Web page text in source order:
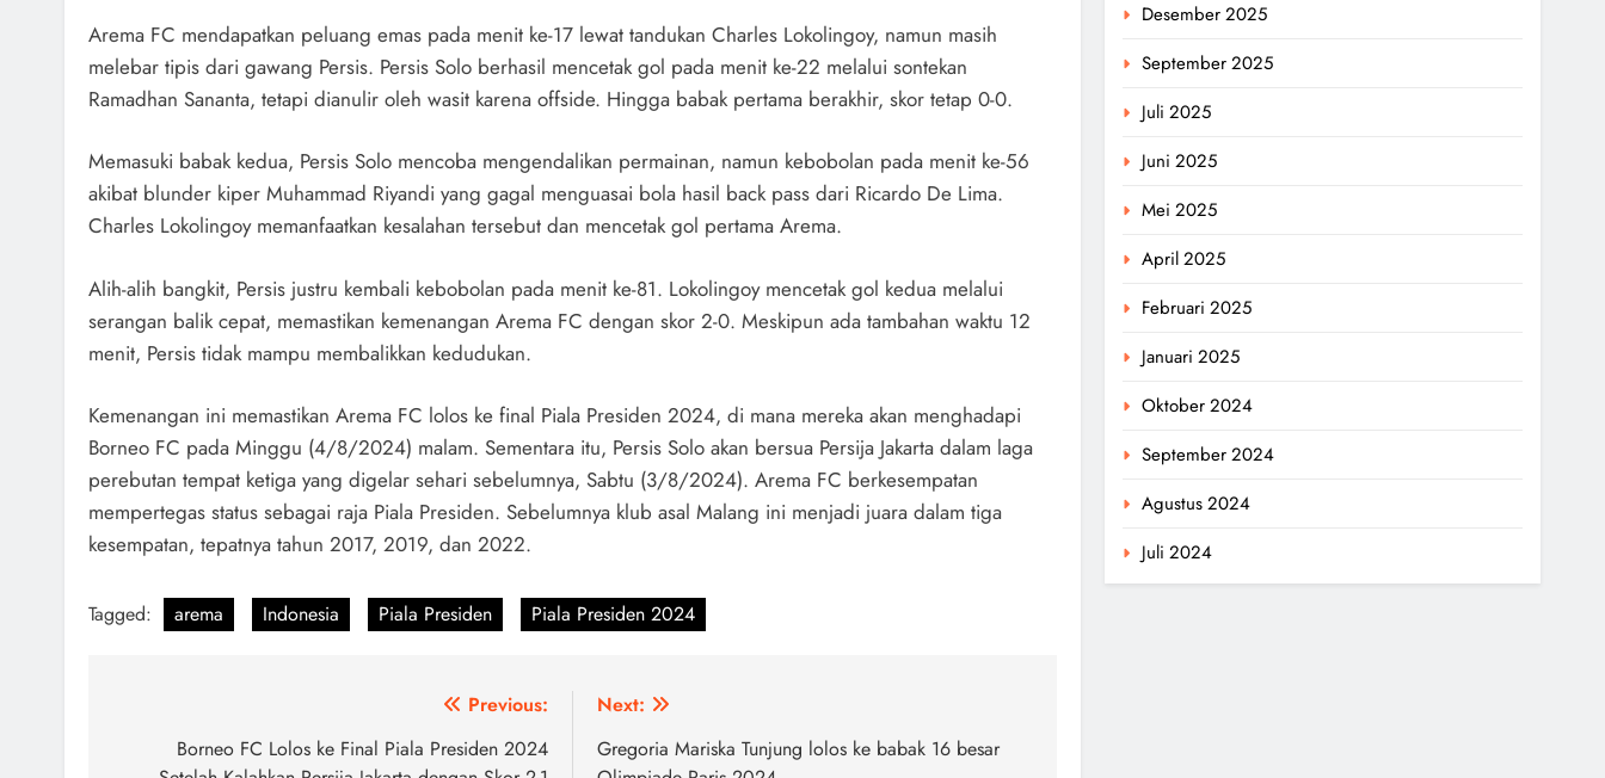
Arema FC mendapatkan peluang emas pada menit ke-17 lewat tandukan Charles Lokolingoy, namun masih
melebar tipis dari gawang Persis. Persis Solo berhasil mencetak gol pada menit ke-22 melalui sontekan
Ramadhan Sananta, tetapi dianulir oleh wasit karena offside. Hingga babak pertama berakhir, skor tetap 0-0.
Memasuki babak kedua, Persis Solo mencoba mengendalikan permainan, namun kebobolan pada menit ke-56
akibat blunder kiper Muhammad Riyandi yang gagal menguasai bola hasil back pass dari Ricardo De Lima.
Charles Lokolingoy memanfaatkan kesalahan tersebut dan mencetak gol pertama Arema.
Alih-alih bangkit, Persis justru kembali kebobolan pada menit ke-81. Lokolingoy mencetak gol kedua melalui
serangan balik cepat, memastikan kemenangan Arema FC dengan skor 2-0. Meskipun ada tambahan waktu 12
menit, Persis tidak mampu membalikkan kedudukan.
Kemenangan ini memastikan Arema FC lolos ke final Piala Presiden 2024, di mana mereka akan menghadapi
Borneo FC pada Minggu (4/8/2024) malam. Sementara itu, Persis Solo akan bersua Persija Jakarta dalam laga
perebutan tempat ketiga yang digelar sehari sebelumnya, Sabtu (3/8/2024). Arema FC berkesempatan
mempertegas status sebagai raja Piala Presiden. Sebelumnya klub asal Malang ini menjadi juara dalam tiga
kesempatan, tepatnya tahun 2017, 2019, dan 2022.
Tagged: arema Indonesia Piala Presiden Piala Presiden 2024
Previous:
Borneo FC Lolos ke Final Piala Presiden 2024
Next:
Gregoria Mariska Tunjung lolos ke babak 16 besar
Desember 2025
September 2025
Juli 2025
Juni 2025
Mei 2025
April 2025
Februari 2025
Januari 2025
Oktober 2024
September 2024
Agustus 2024
Juli 2024